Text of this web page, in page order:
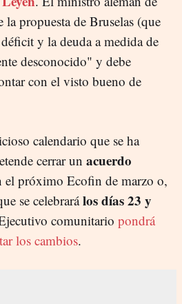
la propuesta de Bruselas (que
y la deuda a medida de
desconocido" y debe
con el visto bueno de
calendario que se ha
cerrar un acuerdo
el próximo Ecofin de marzo o,
se celebrarálos días 23 y
comunitario pondrá
los cambios.